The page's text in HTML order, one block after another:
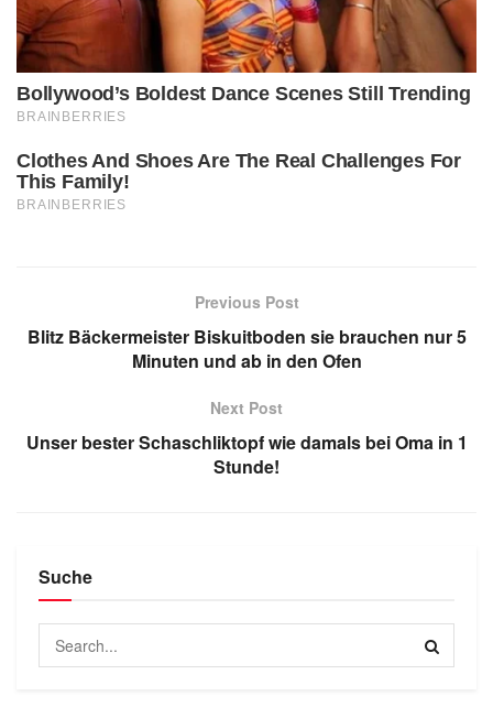
Previous Post
Blitz Bäckermeister Biskuitboden sie brauchen nur 5
Minuten und ab in den Ofen
Next Post
Unser bester Schaschliktopf wie damals bei Oma in 1
Stunde!
Suche